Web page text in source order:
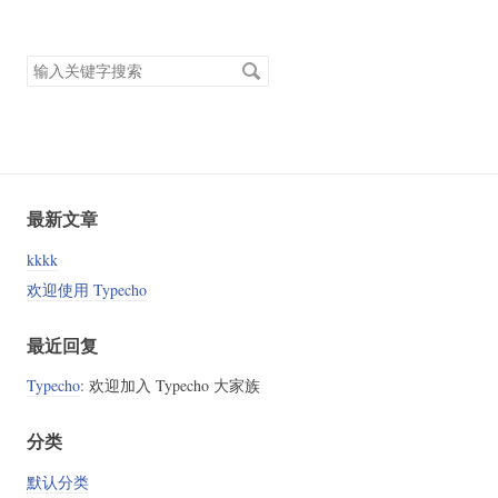
搜
索
最新文章
kkkk
欢迎使用 Typecho
最近回复
Typecho: 欢迎加入 Typecho 大家族
分类
默认分类